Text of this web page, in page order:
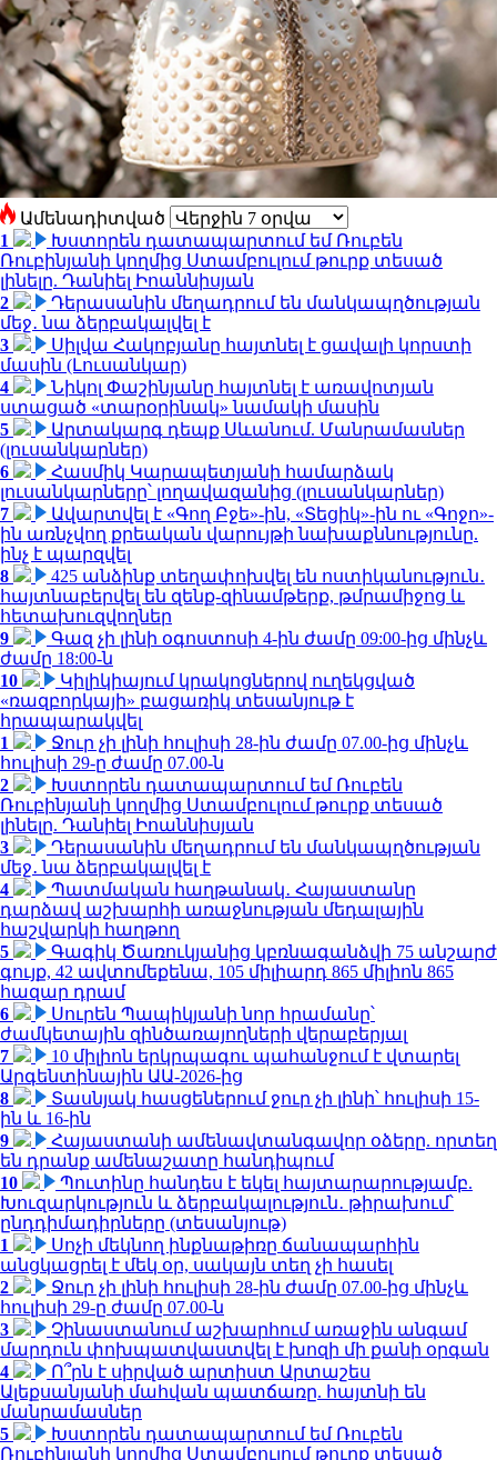
Ամենադիտված
1
Խստորեն դատապարտում եմ Ռուբեն
Ռուբինյանի կողմից Ստամբուլում թուրք տեսած
լինելը. Դանիել Իոաննիսյան
2
Դերասանին մեղադրում են մանկապղծության
մեջ․ նա ձերբակալվել է
3
Սիլվա Հակոբյանը հայտնել է ցավալի կորստի
մասին (Լուսանկար)
4
Նիկոլ Փաշինյանը հայտնել է առավոտյան
ստացած «տարօրինակ» նամակի մասին
5
Արտակարգ դեպք Սևանում. Մանրամասներ
(լուսանկարներ)
6
Հասմիկ Կարապետյանի համարձակ
լուսանկարները՝ լողավազանից (լուսանկարներ)
7
Ավարտվել է «Գող Բջե»-ին, «Տեցիկ»-ին ու «Գոջո»-
ին առնչվող քրեական վարույթի նախաքննությունը.
ինչ է պարզվել
8
425 անձինք տեղափոխվել են ոստիկանություն․
հայտնաբերվել են զենք-զինամթերք, թմրամիջոց և
հետախուզվողներ
9
Գազ չի լինի օգոստոսի 4-ին ժամը 09:00-ից մինչև
ժամը 18:00-ն
10
Կիլիկիայում կրակոցներով ուղեկցված
«ռազբորկայի» բացառիկ տեսանյութ է
հրապարակվել
1
Ջուր չի լինի հուլիսի 28-ին ժամը 07.00-ից մինչև
հուլիսի 29-ը ժամը 07.00-ն
2
Խստորեն դատապարտում եմ Ռուբեն
Ռուբինյանի կողմից Ստամբուլում թուրք տեսած
լինելը. Դանիել Իոաննիսյան
3
Դերասանին մեղադրում են մանկապղծության
մեջ․ նա ձերբակալվել է
4
Պատմական հաղթանակ․ Հայաստանը
դարձավ աշխարհի առաջնության մեդալային
հաշվարկի հաղթող
5
Գագիկ Ծառուկյանից կբռնագանձվի 75 անշարժ
գույք, 42 ավտոմեքենա, 105 միլիարդ 865 միլիոն 865
հազար դրամ
6
Սուրեն Պապիկյանի նոր հրամանը՝
ժամկետային զինծառայողների վերաբերյալ
7
10 միլիոն երկրպագու պահանջում է վտարել
Արգենտինային ԱԱ-2026-ից
8
Տասնյակ հասցեներում ջուր չի լինի՝ հուլիսի 15-
ին և 16-ին
9
Հայաստանի ամենավտանգավոր օձերը. որտեղ
են դրանք ամենաշատը հանդիպում
10
Պուտինը հանդես է եկել հայտարարությամբ.
Խուզարկություն և ձերբակալություն․ թիրախում՝
ընդդիմադիրները (տեսանյութ)
1
Սոչի մեկնող ինքնաթիռը ճանապարհին
անցկացրել է մեկ օր, սակայն տեղ չի հասել
2
Ջուր չի լինի հուլիսի 28-ին ժամը 07.00-ից մինչև
հուլիսի 29-ը ժամը 07.00-ն
3
Չինաստանում աշխարհում առաջին անգամ
մարդուն փոխպատվաստվել է խոզի մի քանի օրգան
4
Ո՞րն է սիրված արտիստ Արտաշես
Ալեքսանյանի մահվան պատճառը. հայտնի են
մանրամասներ
5
Խստորեն դատապարտում եմ Ռուբեն
Ռուբինյանի կողմից Ստամբուլում թուրք տեսած